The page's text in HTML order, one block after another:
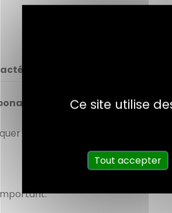
Informations
bi composant en phase
Ce site utilise
Tout accepter